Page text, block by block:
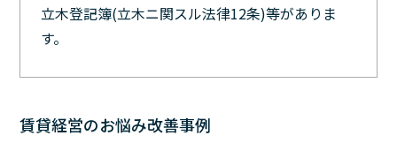
立木登記簿(立木ニ関スル法律12条)等がありま
す。
賃貸経営のお悩み改善事例